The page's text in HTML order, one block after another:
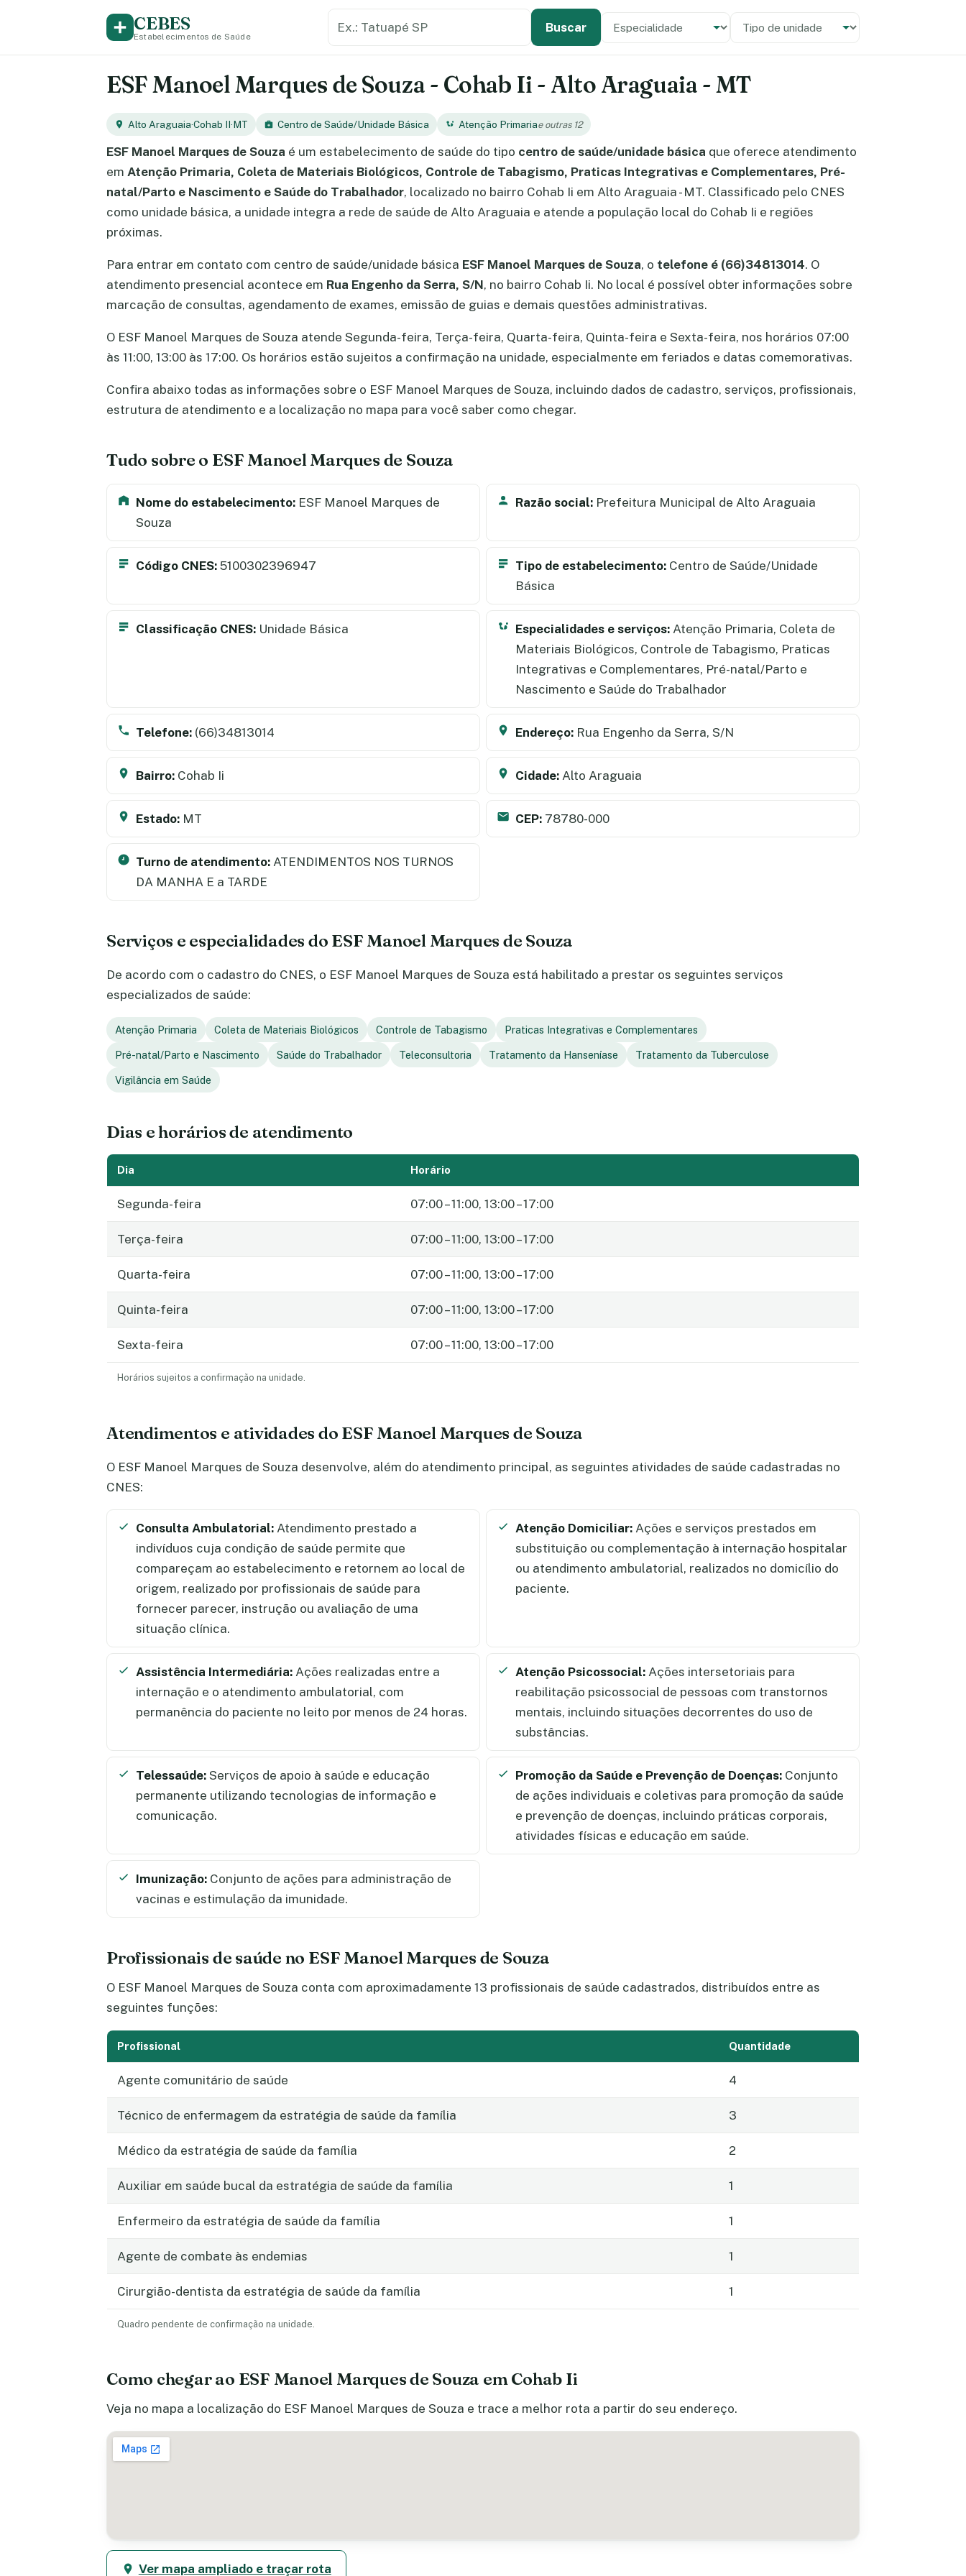
CEBES
Estabelecimentos de Saúde
Buscar Especialidade
Tipo de unidade
ESF Manoel Marques de Souza - Cohab Ii - Alto Araguaia - MT
Alto Araguaia·Cohab II·MT Centro de Saúde/Unidade Básica Atenção Primariae outras 12
ESF Manoel Marques de Souza é um estabelecimento de saúde do tipo centro de saúde/unidade básica que oferece atendimento
em Atenção Primaria, Coleta de Materiais Biológicos, Controle de Tabagismo, Praticas Integrativas e Complementares, Pré-
natal/Parto e Nascimento e Saúde do Trabalhador, localizado no bairro Cohab Ii em Alto Araguaia - MT. Classificado pelo CNES
como unidade básica, a unidade integra a rede de saúde de Alto Araguaia e atende a população local do Cohab Ii e regiões
próximas.
Para entrar em contato com centro de saúde/unidade básica ESF Manoel Marques de Souza, o telefone é (66)34813014. O
atendimento presencial acontece em Rua Engenho da Serra, S/N, no bairro Cohab Ii. No local é possível obter informações sobre
marcação de consultas, agendamento de exames, emissão de guias e demais questões administrativas.
O ESF Manoel Marques de Souza atende Segunda-feira, Terça-feira, Quarta-feira, Quinta-feira e Sexta-feira, nos horários 07:00
às 11:00, 13:00 às 17:00. Os horários estão sujeitos a confirmação na unidade, especialmente em feriados e datas comemorativas.
Confira abaixo todas as informações sobre o ESF Manoel Marques de Souza, incluindo dados de cadastro, serviços, profissionais,
estrutura de atendimento e a localização no mapa para você saber como chegar.
Tudo sobre o ESF Manoel Marques de Souza
Nome do estabelecimento: ESF Manoel Marques de
Souza
Razão social: Prefeitura Municipal de Alto Araguaia
Código CNES: 5100302396947 Tipo de estabelecimento: Centro de Saúde/Unidade
Básica
Classificação CNES: Unidade Básica Especialidades e serviços: Atenção Primaria, Coleta de
Materiais Biológicos, Controle de Tabagismo, Praticas
Integrativas e Complementares, Pré-natal/Parto e
Nascimento e Saúde do Trabalhador
Telefone: (66)34813014 Endereço: Rua Engenho da Serra, S/N
Bairro: Cohab Ii Cidade: Alto Araguaia
Estado: MT CEP: 78780-000
Turno de atendimento: ATENDIMENTOS NOS TURNOS
DA MANHA E a TARDE
Serviços e especialidades do ESF Manoel Marques de Souza
De acordo com o cadastro do CNES, o ESF Manoel Marques de Souza está habilitado a prestar os seguintes serviços
especializados de saúde:
Atenção Primaria Coleta de Materiais Biológicos Controle de Tabagismo Praticas Integrativas e Complementares
Pré-natal/Parto e Nascimento Saúde do Trabalhador Teleconsultoria Tratamento da Hanseníase Tratamento da Tuberculose
Vigilância em Saúde
Dias e horários de atendimento
Dia Horário
Segunda-feira 07:00 – 11:00, 13:00 – 17:00
Terça-feira 07:00 – 11:00, 13:00 – 17:00
Quarta-feira 07:00 – 11:00, 13:00 – 17:00
Quinta-feira 07:00 – 11:00, 13:00 – 17:00
Sexta-feira 07:00 – 11:00, 13:00 – 17:00
Horários sujeitos a confirmação na unidade.
Atendimentos e atividades do ESF Manoel Marques de Souza
O ESF Manoel Marques de Souza desenvolve, além do atendimento principal, as seguintes atividades de saúde cadastradas no
CNES:
Consulta Ambulatorial: Atendimento prestado a
indivíduos cuja condição de saúde permite que
compareçam ao estabelecimento e retornem ao local de
origem, realizado por profissionais de saúde para
fornecer parecer, instrução ou avaliação de uma
situação clínica.
Atenção Domiciliar: Ações e serviços prestados em
substituição ou complementação à internação hospitalar
ou atendimento ambulatorial, realizados no domicílio do
paciente.
Assistência Intermediária: Ações realizadas entre a
internação e o atendimento ambulatorial, com
permanência do paciente no leito por menos de 24 horas.
Atenção Psicossocial: Ações intersetoriais para
reabilitação psicossocial de pessoas com transtornos
mentais, incluindo situações decorrentes do uso de
substâncias.
Telessaúde: Serviços de apoio à saúde e educação
permanente utilizando tecnologias de informação e
comunicação.
Promoção da Saúde e Prevenção de Doenças: Conjunto
de ações individuais e coletivas para promoção da saúde
e prevenção de doenças, incluindo práticas corporais,
atividades físicas e educação em saúde.
Imunização: Conjunto de ações para administração de
vacinas e estimulação da imunidade.
Profissionais de saúde no ESF Manoel Marques de Souza
O ESF Manoel Marques de Souza conta com aproximadamente 13 profissionais de saúde cadastrados, distribuídos entre as
seguintes funções:
Profissional Quantidade
Agente comunitário de saúde 4
Técnico de enfermagem da estratégia de saúde da família 3
Médico da estratégia de saúde da família 2
Auxiliar em saúde bucal da estratégia de saúde da família 1
Enfermeiro da estratégia de saúde da família 1
Agente de combate às endemias 1
Cirurgião-dentista da estratégia de saúde da família 1
Quadro pendente de confirmação na unidade.
Como chegar ao ESF Manoel Marques de Souza em Cohab Ii
Veja no mapa a localização do ESF Manoel Marques de Souza e trace a melhor rota a partir do seu endereço.
Ver mapa ampliado e traçar rota